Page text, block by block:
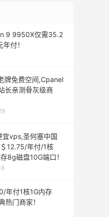
9 9950X仅需35.2
付！
牌免费空间,Cpanel
长亲测骨灰级商
vps,圣何塞中国
12.75/年付/1核
8g磁盘10G端口！
年付1核1G内存
门商家！